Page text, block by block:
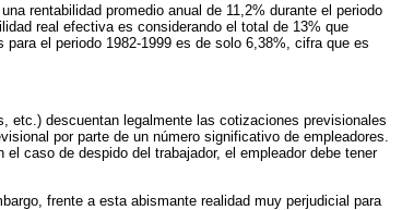
rentabilidad promedio anual de 11,2% durante el periodo
real efectiva es considerando el total de 13% que
el periodo 1982-1999 es de solo 6,38%, cifra que es
etc.) descuentan legalmente las cotizaciones previsionales
por parte de un número significativo de empleadores.
caso de despido del trabajador, el empleador debe tener
frente a esta abismante realidad muy perjudicial para